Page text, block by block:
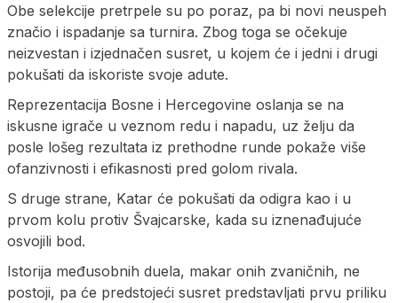
Obe selekcije pretrpele su po poraz, pa bi novi neuspeh
značio i ispadanje sa turnira. Zbog toga se očekuje
neizvestan i izjednačen susret, u kojem će i jedni i drugi
pokušati da iskoriste svoje adute.
Reprezentacija Bosne i Hercegovine oslanja se na
iskusne igrače u veznom redu i napadu, uz želju da
posle lošeg rezultata iz prethodne runde pokaže više
ofanzivnosti i efikasnosti pred golom rivala.
S druge strane, Katar će pokušati da odigra kao i u
prvom kolu protiv Švajcarske, kada su iznenađujuće
osvojili bod.
Istorija međusobnih duela, makar onih zvaničnih, ne
postoji, pa će predstojeći susret predstavljati prvu priliku